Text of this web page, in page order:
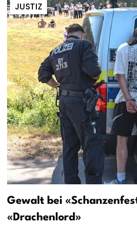
JUSTIZ
Gewalt bei
«Drachenlord»